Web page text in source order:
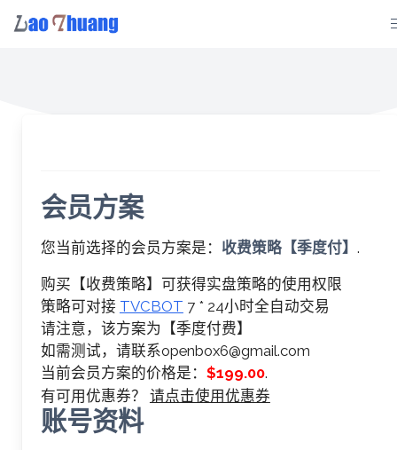
会员方案
您当前选择的会员方案是： 收费策略【季度付】 .
购买【收费策略】可获得实盘策略的使用权限
策略可对接 TVCBOT 7 * 24小时全自动交易
请注意，该方案为【季度付费】
如需测试，请联系openbox6@gmail.com
当前会员方案的价格是： $199.00.
有可用优惠券？ 请点击使用优惠券
账号资料